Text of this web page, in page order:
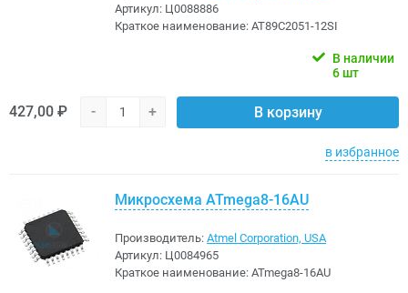
Артикул: Ц0088886
Краткое наименование: AT89C2051-12SI
В наличии
6 шт
427,00 ₽ - + В корзину
в избранное
Микросхема ATmega8-16AU
Производитель: Atmel Corporation, USA
Артикул: Ц0084965
Краткое наименование: ATmega8-16AU